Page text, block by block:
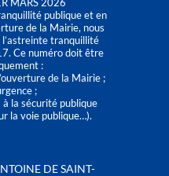
publique et en
de la Mairie, nous
tranquillité
Ce numéro doit être
:
de la Mairie ;
;
la sécurité publique
la voie publique…).
DE SAINT-